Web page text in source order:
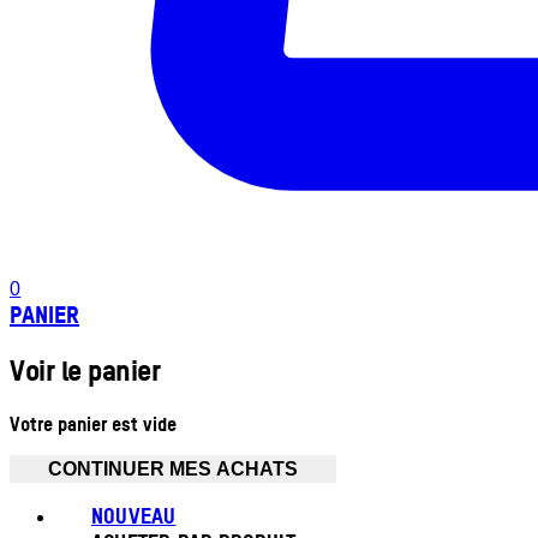
0
PANIER
Voir le panier
Votre panier est vide
CONTINUER MES ACHATS
NOUVEAU